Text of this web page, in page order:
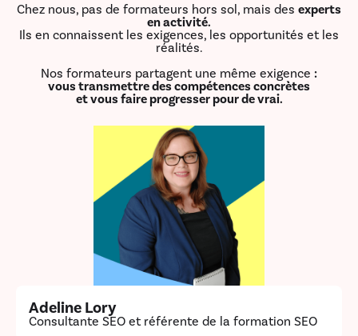
Chez nous, pas de formateurs hors sol, mais des experts
en activité.
Ils en connaissent les exigences, les opportunités et les
réalités.
Nos formateurs partagent une même exigence :
vous transmettre des compétences concrètes
et vous faire progresser pour de vrai.
Adeline Lory
Consultante SEO et référente de la formation SEO